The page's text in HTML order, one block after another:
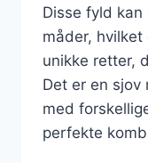
Disse fyld kan
måder,
unikke retter,
Det er en sjov
med
perfekte